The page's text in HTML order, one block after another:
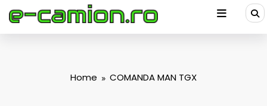
Home COMANDA MAN TGX